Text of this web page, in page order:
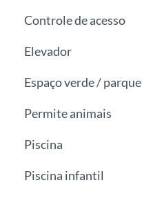
Controle de acesso
Elevador
Espaço verde / parque
Permite animais
Piscina
Piscina infantil